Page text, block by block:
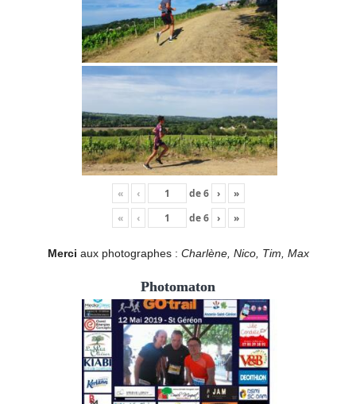
« ‹ de6 ›
»
«
‹ de6 › »
Merci aux photographes : Charlène, Nico, Tim, Max
Photomaton